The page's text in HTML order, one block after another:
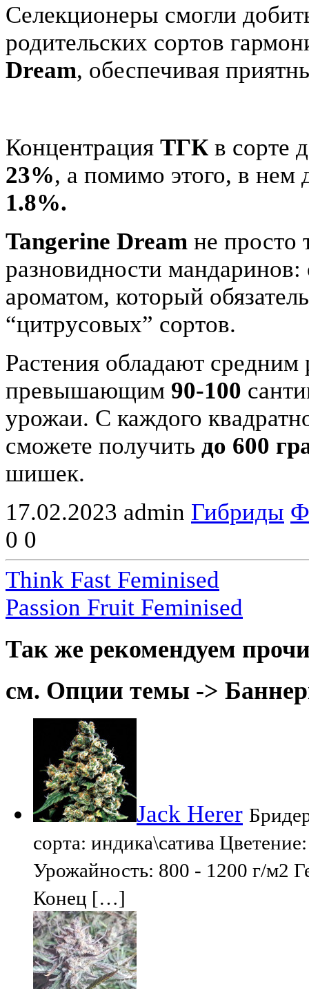
Селекционеры смогли
родительских сортов
Dream, обеспечивая
Концентрация ТГК в сорте
23%, а помимо этого, в нем
1.8%.
Tangerine Dream не просто
разновидности мандаринов:
ароматом, который
“цитрусовых” сортов.
Растения обладают средним
превышающим 90-100
урожаи. С каждого
сможете получить до 600
шишек.
17.02.2023 admin Гибриды
0 0
Think Fast Feminised
Passion Fruit Feminised
Так же рекомендуем
см. Опции темы ->
Jack Herer
сорта: индика\сатива
Урожайность: 800 - 1200 г/м2
Конец […]